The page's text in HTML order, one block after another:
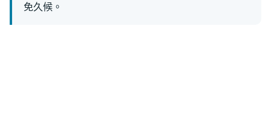
免久候。